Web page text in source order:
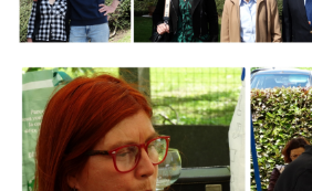
Branding
ARMCHAIR